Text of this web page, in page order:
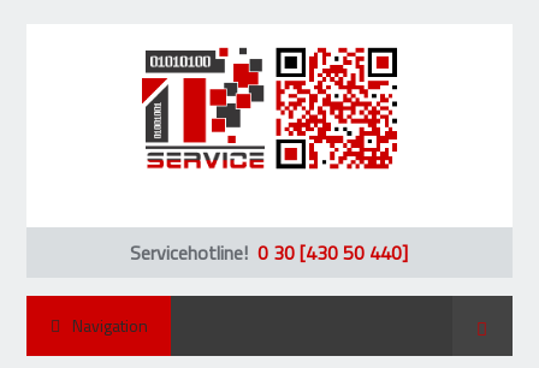
Servicehotline! 0 30 [430 50 440]
Suche